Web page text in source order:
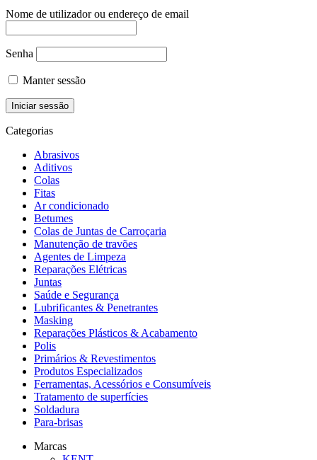
Nome de utilizador ou endereço de email
Senha
Manter sessão
Categorias
Abrasivos
Aditivos
Colas
Fitas
Ar condicionado
Betumes
Colas de Juntas de Carroçaria
Manutenção de travões
Agentes de Limpeza
Reparações Elétricas
Juntas
Saúde e Segurança
Lubrificantes & Penetrantes
Masking
Reparações Plásticos & Acabamento
Polis
Primários & Revestimentos
Produtos Especializados
Ferramentas, Acessórios e Consumíveis
Tratamento de superfícies
Soldadura
Para-brisas
Marcas